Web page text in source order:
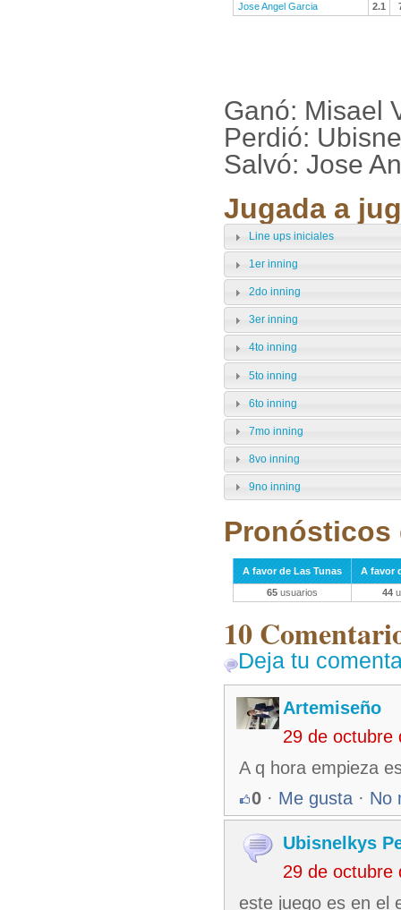
Jose Angel Garcia
2.1
Ganó: Misael
Perdió:
Salvó: Jose
Jugada a
Line ups iniciales
1er inning
2do inning
3er inning
4to inning
5to inning
6to inning
7mo inning
8vo inning
9no inning
Pronósticos
A favor de Las Tunas
A favor
65 usuarios 44
10
Deja tu
Artemiseño
29 de octubre
A q hora empieza
0 · Me gusta · No
Ubisnelkys
29 de octubre
este juego es en el